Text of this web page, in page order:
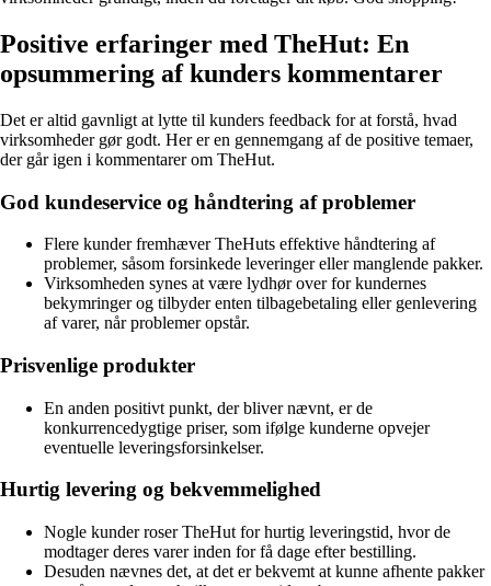
Positive erfaringer med TheHut: En
opsummering af kunders kommentarer
Det er altid gavnligt at lytte til kunders feedback for at forstå, hvad
virksomheder gør godt. Her er en gennemgang af de positive temaer,
der går igen i kommentarer om TheHut.
God kundeservice og håndtering af problemer
Flere kunder fremhæver TheHuts effektive håndtering af
problemer, såsom forsinkede leveringer eller manglende pakker.
Virksomheden synes at være lydhør over for kundernes
bekymringer og tilbyder enten tilbagebetaling eller genlevering
af varer, når problemer opstår.
Prisvenlige produkter
En anden positivt punkt, der bliver nævnt, er de
konkurrencedygtige priser, som ifølge kunderne opvejer
eventuelle leveringsforsinkelser.
Hurtig levering og bekvemmelighed
Nogle kunder roser TheHut for hurtig leveringstid, hvor de
modtager deres varer inden for få dage efter bestilling.
Desuden nævnes det, at det er bekvemt at kunne afhente pakker